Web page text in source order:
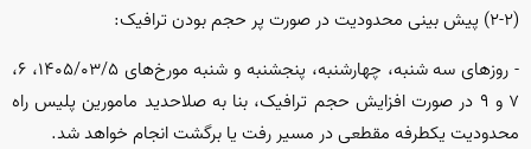
(۲-۲) پیش بینی محدودیت در صورت پر حجم بودن ترافیک:
- روز‌های سه شنبه، چهارشنبه، پنجشنبه و شنبه مورخ‌های ۱۴۰۵/۰۳/۵، ۶،
۷ و ۹ در صورت افزایش حجم ترافیک، بنا به صلاحدید مامورین پلیس راه
محدودیت یکطرفه مقطعی در مسیر رفت یا برگشت انجام خواهد شد.